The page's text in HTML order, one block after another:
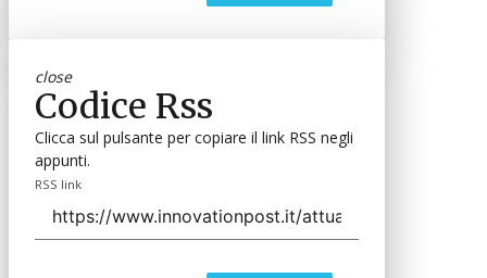
close
Codice Rss
Clicca sul pulsante per copiare il link RSS negli
appunti.
RSS link